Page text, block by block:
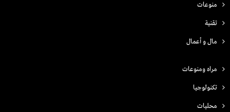
منوعات
تقنية
مال و أعمال
مراه ومنوعات
تكنولوجيا
محليات